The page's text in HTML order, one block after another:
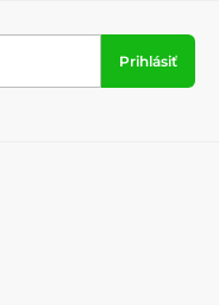
Prihlásiť